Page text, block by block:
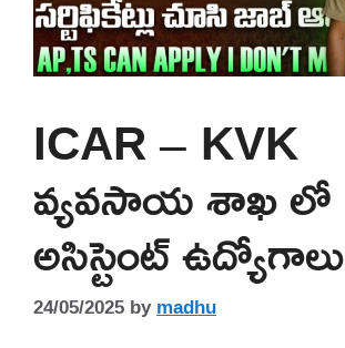
ICAR – KVK
వ్యవసాయ శాఖ లో
అసిస్టెంట్ ఉద్యోగాలు
24/05/2025bymadhu